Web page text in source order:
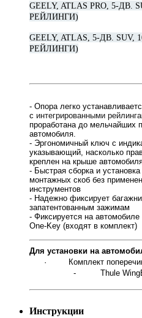
GEELY, ATLAS PRO, 5-
РЕЙЛИНГИ)
GEELY, ATLAS, 5-ДВ.
РЕЙЛИНГИ)
- Опора легко
с интегрированными
проработана до мельчайших
автомобиля.
- Эргономичный ключ с и
указывающий, насколько
креплен на крыше
- Быстрая сборка и
монтажных скоб без
инструментов
- Надежно фиксирует
запатентованным зажимам
- Фиксируется на
One-Key (входят в комплект)
Для установки на
·
Комплект
-
Thule
Инструкции